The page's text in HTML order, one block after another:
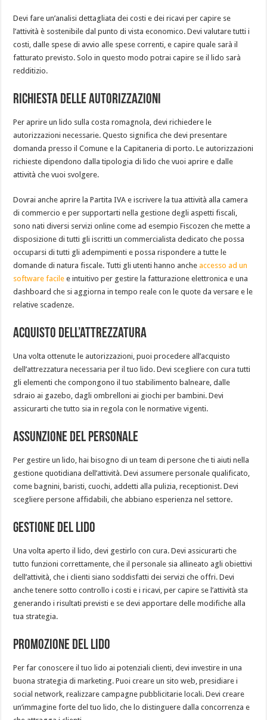
Devi fare un’analisi dettagliata dei costi e dei ricavi per capire se
l’attività è sostenibile dal punto di vista economico. Devi valutare tutti i
costi, dalle spese di avvio alle spese correnti, e capire quale sarà il
fatturato previsto. Solo in questo modo potrai capire se il lido sarà
redditizio.
Richiesta delle autorizzazioni
Per aprire un lido sulla costa romagnola, devi richiedere le
autorizzazioni necessarie. Questo significa che devi presentare
domanda presso il Comune e la Capitaneria di porto. Le autorizzazioni
richieste dipendono dalla tipologia di lido che vuoi aprire e dalle
attività che vuoi svolgere.
Dovrai anche aprire la Partita IVA e iscrivere la tua attività alla camera
di commercio e per supportarti nella gestione degli aspetti fiscali,
sono nati diversi servizi online come ad esempio Fiscozen che mette a
disposizione di tutti gli iscritti un commercialista dedicato che possa
occuparsi di tutti gli adempimenti e possa rispondere a tutte le
domande di natura fiscale. Tutti gli utenti hanno ancheaccesso ad un
software facile e intuitivo per gestire la fatturazione elettronica e una
dashboard che si aggiorna in tempo reale con le quote da versare e le
relative scadenze.
Acquisto dell’attrezzatura
Una volta ottenute le autorizzazioni, puoi procedere all’acquisto
dell’attrezzatura necessaria per il tuo lido. Devi scegliere con cura tutti
gli elementi che compongono il tuo stabilimento balneare, dalle
sdraio ai gazebo, dagli ombrelloni ai giochi per bambini. Devi
assicurarti che tutto sia in regola con le normative vigenti.
Assunzione del personale
Per gestire un lido, hai bisogno di un team di persone che ti aiuti nella
gestione quotidiana dell’attività. Devi assumere personale qualificato,
come bagnini, baristi, cuochi, addetti alla pulizia, receptionist. Devi
scegliere persone affidabili, che abbiano esperienza nel settore.
Gestione del lido
Una volta aperto il lido, devi gestirlo con cura. Devi assicurarti che
tutto funzioni correttamente, che il personale sia allineato agli obiettivi
dell’attività, che i clienti siano soddisfatti dei servizi che offri. Devi
anche tenere sotto controllo i costi e i ricavi, per capire se l’attività sta
generando i risultati previsti e se devi apportare delle modifiche alla
tua strategia.
Promozione del lido
Per far conoscere il tuo lido ai potenziali clienti, devi investire in una
buona strategia di marketing. Puoi creare un sito web, presidiare i
social network, realizzare campagne pubblicitarie locali. Devi creare
un’immagine forte del tuo lido, che lo distinguere dalla concorrenza e